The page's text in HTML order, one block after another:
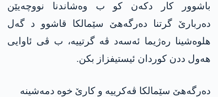
باشوور کار دکەن کو ب وەشاندنا نووچەیێن
دەربارێ گرتنا دەرگەھێ سێمالکا قاشوو د گەل
ھلوەشینا رەژیما ئەسەد ڤە گرتییە، ب ڤی ئاوایی
ھەول ددن کوردان ئیستیفزاز بکن.
دەرگەھێ سێمالکا ڤەکرییە و کارێ خوە دمەشینە